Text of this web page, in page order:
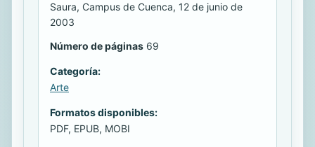
Saura, Campus de Cuenca, 12 de junio de
2003
Número de páginas 69
Categoría:
Arte
Formatos disponibles:
PDF, EPUB, MOBI